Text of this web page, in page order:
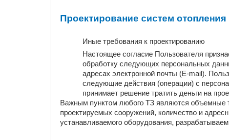
Проектирование систем отопления
Иные требования к проектированию
Настоящее согласие Пользователя
обработку следующих персональных
адресах электронной почты (E-mail).
следующие действия (операции) с
принимает решение тратить деньги на
Важным пунктом любого ТЗ являются объемные
проектируемых сооружений, количество и
устанавливаемого оборудования,